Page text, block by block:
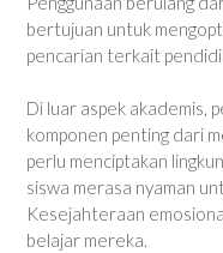
bertujuan untuk
pencarian terkait
Di luar aspek akademis,
komponen penting dari
perlu menciptakan
siswa merasa nyaman
Kesejahteraan
belajar mereka.